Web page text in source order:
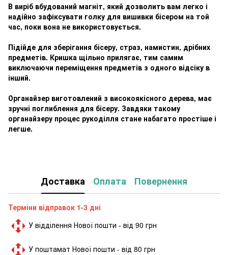
В виріб вбудований магніт, який дозволить вам легко і
надійно зафіксувати голку для вишивки бісером на той
час, поки вона не використовується.
Підійде для зберігання бісеру, страз, намистин, дрібних
предметів. Кришка щільно прилягає, тим самим
виключаючи переміщення предметів з одного відсіку в
інший.
Органайзер виготовлений з високоякісного дерева, має
зручні поглиблення для бісеру. Завдяки такому
органайзеру процес рукоділля стане набагато простіше і
легше.
Доставка Оплата Повернення
Терміни відправок 1-3 дні
У відділення Нової пошти - від 90 грн
У поштамат Нової пошти - від 80 грн